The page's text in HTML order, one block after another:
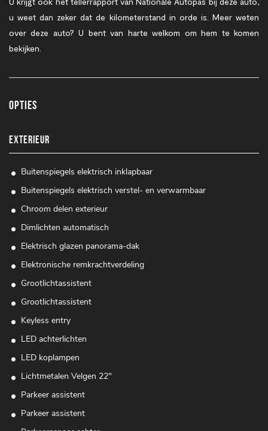
u weet dan zeker dat de kilometerstand in orde is. Meer weten
over deze auto? U bent van harte welkom om hem te komen
bekijken.
Opties
EXTERIEUR
Buitenspiegels elektrisch inklapbaar
Buitenspiegels elektrisch verstel- en verwarmbaar
Chroom delen exterieur
Dimlichten automatisch
Elektrisch glazen panorama-dak
Elektronische remkrachtverdeling
Grootlichtassistent
Grootlichtassistent
Keyless entry
LED achterlichten
LED koplampen
Lichtmetalen Velgen 22"
Parkeer assistent
Parkeer assistent